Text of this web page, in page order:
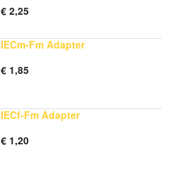
€ 2,25
IECm-Fm Adapter
€ 1,85
IECf-Fm Adapter
€ 1,20